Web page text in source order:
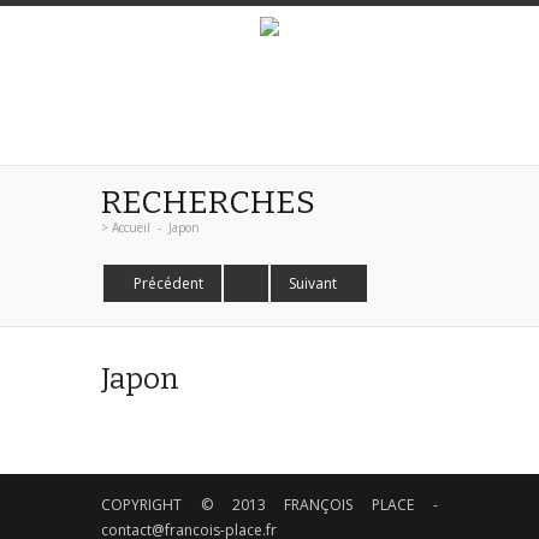
RECHERCHES
> Accueil - Japon
Précédent Suivant
Japon
COPYRIGHT © 2013 FRANÇOIS PLACE -
contact@francois-place.fr